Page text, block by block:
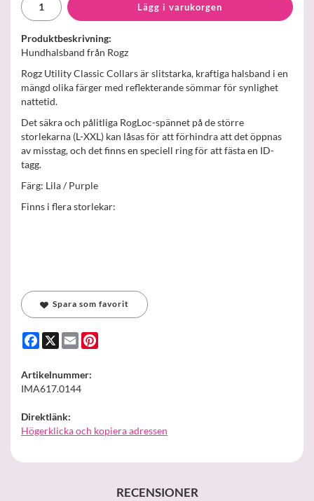
Lägg i varukorgen
Produktbeskrivning:
Hundhalsband från Rogz
Rogz Utility Classic Collars är slitstarka, kraftiga halsband i en
mängd olika färger med reflekterande sömmar för synlighet
nattetid.
Det säkra och pålitliga RogLoc-spännet på de större
storlekarna (L-XXL) kan låsas för att förhindra att det öppnas
av misstag, och det finns en speciell ring för att fästa en ID-
tagg.
Färg: Lila / Purple
Finns i flera storlekar:
Spara som favorit
Facebook
X Email
Artikelnummer:
IMA617.0144
Direktlänk:
Högerklicka och kopiera adressen
RECENSIONER